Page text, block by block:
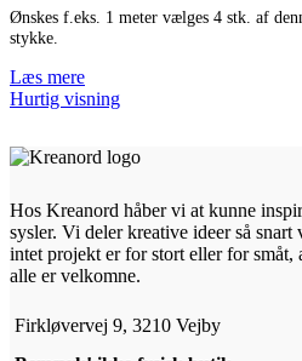
Ønskes f.eks. 1 meter vælges 4 stk. af
stykke.
Læs mere
Hurtig visning
Hos Kreanord håber vi at kunne
sysler. Vi deler kreative ideer så
intet projekt er for stort eller for
alle er velkomne.
Firkløvervej 9, 3210 Vejby